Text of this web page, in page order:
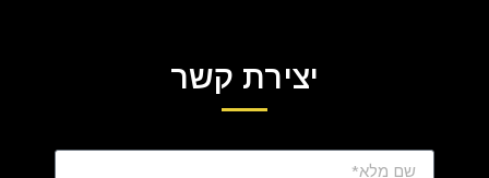
יצירת קשר